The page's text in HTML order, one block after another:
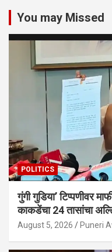
You may Missed
POLITICS
गुंगी गुडिया’ टिप्पणीवर
काकडेंचा 24 तासांचा
August 5, 2026 Puneri